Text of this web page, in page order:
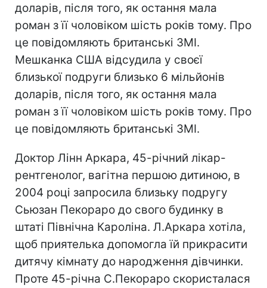
доларів, після того, як остання мала
роман з її чоловіком шість років тому. Про
це повідомляють британські ЗМІ.
Мешканка США відсудила у своєї
близької подруги близько 6 мільйонів
доларів, після того, як остання мала
роман з її чоловіком шість років тому. Про
це повідомляють британські ЗМІ.
Доктор Лінн Аркара, 45-річний лікар-
рентгенолог, вагітна першою дитиною, в
2004 році запросила близьку подругу
Сьюзан Пекораро до свого будинку в
штаті Північна Кароліна. Л.Аркара хотіла,
щоб приятелька допомогла їй прикрасити
дитячу кімнату до народження дівчинки.
Проте 45-річна С.Пекораро скористалася